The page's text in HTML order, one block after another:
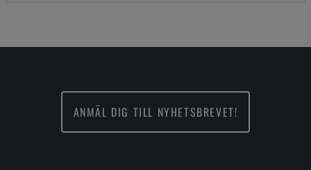
ANMÄL DIG TILL NYHETSBREVET!